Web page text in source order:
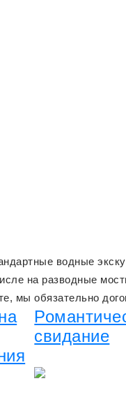
водные
на разводные
мы обязательно
свидание